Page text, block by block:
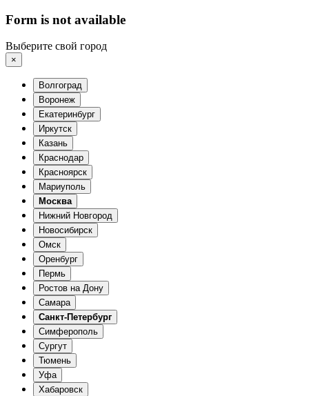
Form is not available
Выберите свой город
×
Волгоград
Воронеж
Екатеринбург
Иркутск
Казань
Краснодар
Красноярск
Мариуполь
Москва
Нижний Новгород
Новосибирск
Омск
Оренбург
Пермь
Ростов на Дону
Самара
Санкт-Петербург
Симферополь
Сургут
Тюмень
Уфа
Хабаровск